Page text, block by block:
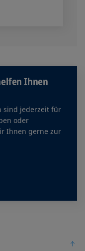
Ihnen
sind jederzeit für
oder
Ihnen gerne zur